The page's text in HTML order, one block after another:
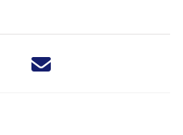
Deel dit nieuwsbericht via X -
Deel dit nieuwsbericht via
Deel dit nieuwsbericht
Deel dit